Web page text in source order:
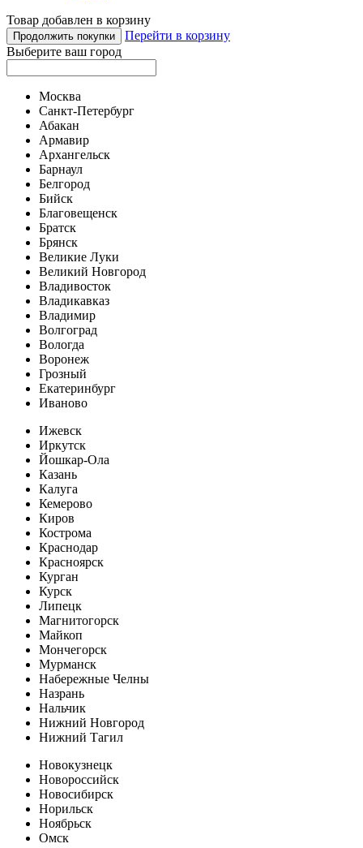
Товар добавлен в корзину
Продолжить покупки
Перейти в корзину
Выберите ваш город
Москва
Санкт-Петербург
Абакан
Армавир
Архангельск
Барнаул
Белгород
Бийск
Благовещенск
Братск
Брянск
Великие Луки
Великий Новгород
Владивосток
Владикавказ
Владимир
Волгоград
Вологда
Воронеж
Грозный
Екатеринбург
Иваново
Ижевск
Иркутск
Йошкар-Ола
Казань
Калуга
Кемерово
Киров
Кострома
Краснодар
Красноярск
Курган
Курск
Липецк
Магнитогорск
Майкоп
Мончегорск
Мурманск
Набережные Челны
Назрань
Нальчик
Нижний Новгород
Нижний Тагил
Новокузнецк
Новороссийск
Новосибирск
Норильск
Ноябрьск
Омск